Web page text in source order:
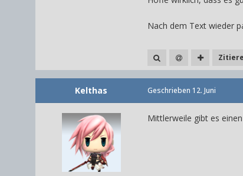
Nach dem Text wieder
Kelthas Geschrieben 12. Juni
Mittlerweile gibt es